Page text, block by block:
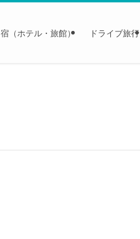
宿（ホテル・旅館） ドライブ旅行